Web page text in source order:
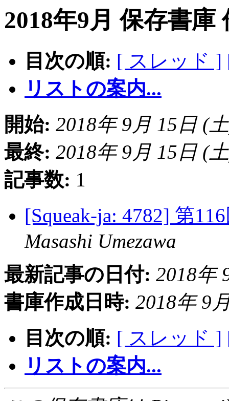
2018年9月 保存書庫
目次の順: [ スレッド ]
リストの案内...
開始: 2018年 9月 15日 (
最終: 2018年 9月 15日 (
記事数: 1
[Squeak-ja: 4782] 第
Masashi Umezawa
最新記事の日付: 2018年
書庫作成日時: 2018年 9
目次の順: [ スレッド ]
リストの案内...